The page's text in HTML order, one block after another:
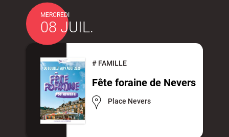
Marchés publics
l'espace public
Budget participatif
MERCREDI
08 JUIL.
# FAMILLE
Fête foraine de Nevers
Place Nevers